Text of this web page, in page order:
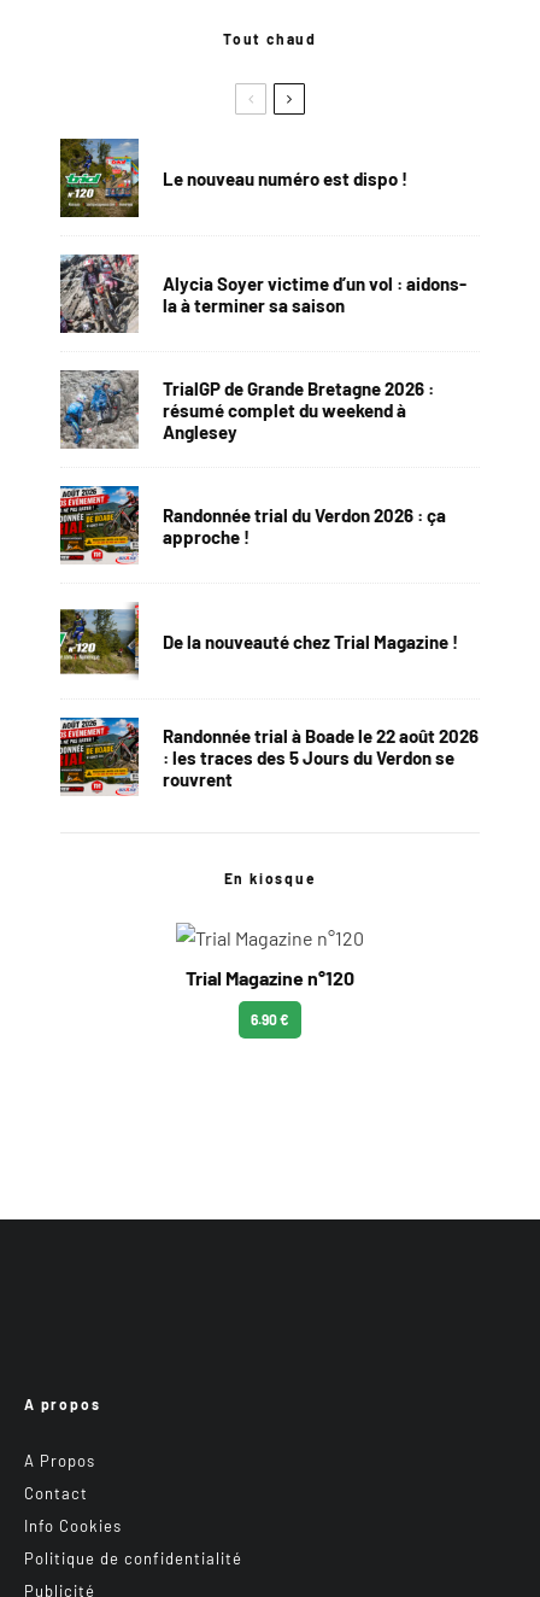
Tout chaud
Le nouveau numéro est dispo !
Alycia Soyer victime d’un vol : aidons-
la à terminer sa saison
TrialGP de Grande Bretagne 2026 :
résumé complet du weekend à
Anglesey
Randonnée trial du Verdon 2026 : ça
approche !
De la nouveauté chez Trial Magazine !
Randonnée trial à Boade le 22 août 2026
: les traces des 5 Jours du Verdon se
rouvrent
En kiosque
Trial Magazine n°120
6.90 €
A propos
A Propos
Contact
Info Cookies
Politique de confidentialité
Publicité